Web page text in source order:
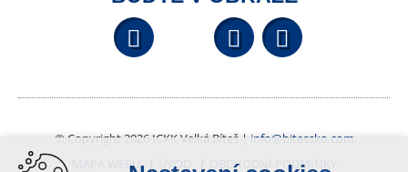
Facebook YouTube
© Copyright 2026 ICKK Velká Bíteš | info@bitessko.com
MAPA WEBU
ÚVOD OBCHODNÍ PODMÍNKY